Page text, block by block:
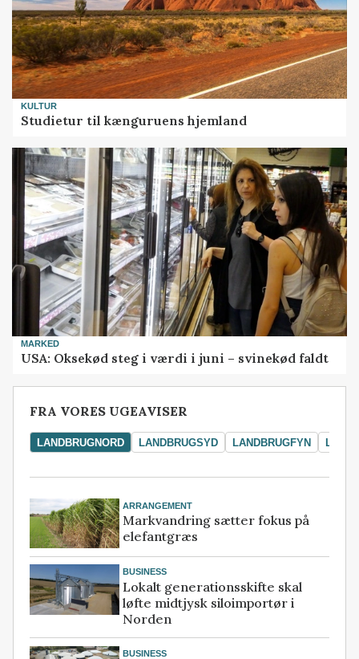
KULTUR
Studietur til kænguruens hjemland
MARKED
USA: Oksekød steg i værdi i juni – svinekød faldt
FRA VORES UGEAVISER
LANDBRUGNORD LANDBRUGSYD LANDBRUGFYN
ARRANGEMENT
Markvandring sætter fokus på
elefantgræs
BUSINESS
Lokalt generationsskifte skal
løfte midtjysk siloimportør i
Norden
BUSINESS